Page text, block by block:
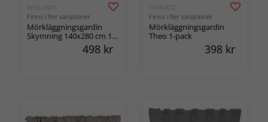
REDLUNDS
Finns i fler variationer
Mörkläggningsgardin
Skymning 140x280 cm 1-
498 kr
FONDACO
Finns i fler variationer
Mörkläggningsgardin
Theo 1-pack
398 kr